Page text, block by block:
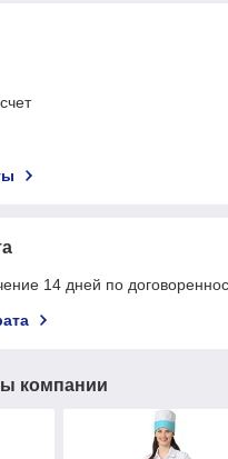
14 дней по
компании